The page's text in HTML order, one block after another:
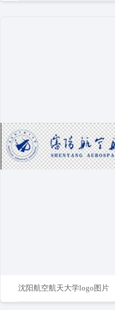
沈阳航空航天大学logo图片